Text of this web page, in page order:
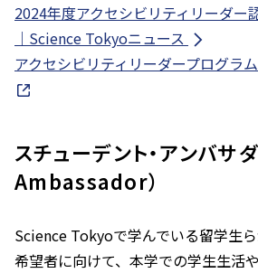
2024年度アクセシビリティリーダー
｜Science Tokyoニュース
アクセシビリティリーダープログラ
スチューデント・アンバ
Ambassador）
Science Tokyoで学んでいる留学生
希望者に向けて、本学での学生生活